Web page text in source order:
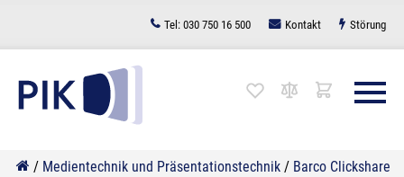
springen
Tel: 030 750 16 500 Kontakt Störung
/ Medientechnik und Präsentationstechnik / Barco Clickshare